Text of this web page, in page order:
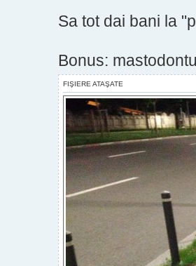
Sa tot dai bani la
Bonus:
FIŞIERE ATAŞATE